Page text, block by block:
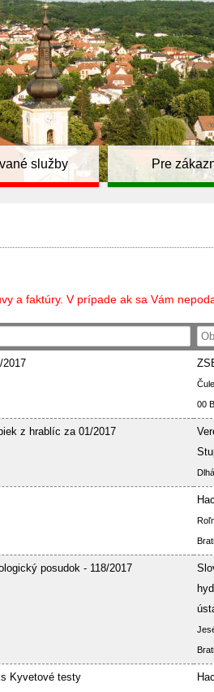
služby Pre
a faktúry. V prípade ak sa Vám
2017
00
z hrablíc za 01/2017
posudok - 118/2017
Kyvetové testy